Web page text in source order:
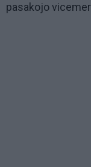
pasakojo